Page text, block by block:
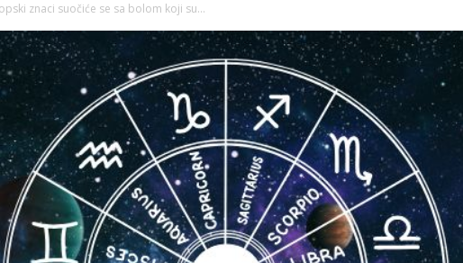
znaci suočiće se sa bolom koji su...